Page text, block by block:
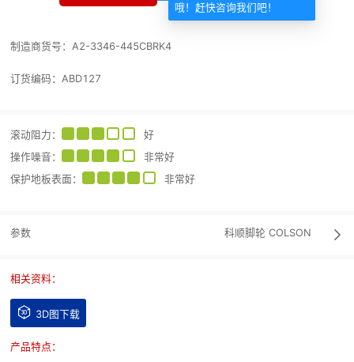
哦！赶快咨询我们吧！
制造商货号： A2-3346-445CBRK4
订货编码： ABD127
滚动阻力 ：
好
操作噪音 ：
非常好
保护地板表面 ： 非常好
参数 科顺脚轮 COLSON 
相关资料：
 3D图下载
产品特点：